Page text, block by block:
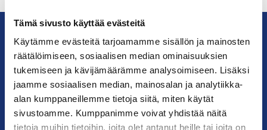
Tämä sivusto käyttää evästeitä
Käytämme evästeitä tarjoamamme sisällön ja mainosten
räätälöimiseen, sosiaalisen median ominaisuuksien
tukemiseen ja kävijämäärämme analysoimiseen. Lisäksi
jaamme sosiaalisen median, mainosalan ja analytiikka-
alan kumppaneillemme tietoja siitä, miten käytät
sivustoamme. Kumppanimme voivat yhdistää näitä
tietoja muihin tietoihin, joita olet antanut heille tai joita on
KauppakamariHelsingin
seudun
kauppakamari
YHTEYSTIEDOT